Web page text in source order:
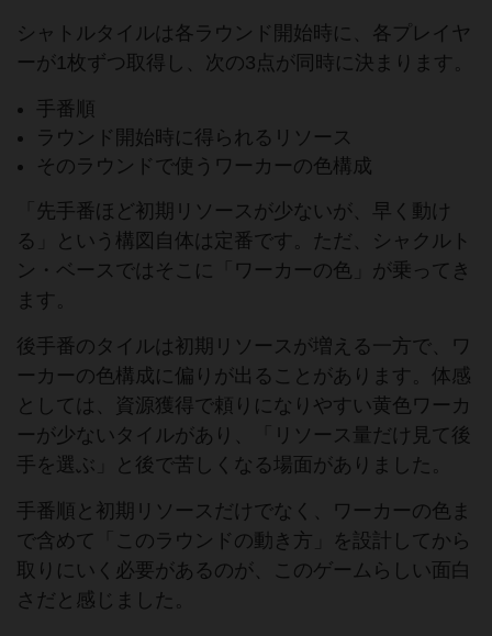
シャトルタイルは各ラウンド開始時に、各プレイヤ
ーが1枚ずつ取得し、次の3点が同時に決まります。
手番順
ラウンド開始時に得られるリソース
そのラウンドで使うワーカーの色構成
「先手番ほど初期リソースが少ないが、早く動け
る」という構図自体は定番です。ただ、シャクルト
ン・ベースではそこに「ワーカーの色」が乗ってき
ます。
後手番のタイルは初期リソースが増える一方で、ワ
ーカーの色構成に偏りが出ることがあります。体感
としては、資源獲得で頼りになりやすい黄色ワーカ
ーが少ないタイルがあり、「リソース量だけ見て後
手を選ぶ」と後で苦しくなる場面がありました。
手番順と初期リソースだけでなく、ワーカーの色ま
で含めて「このラウンドの動き方」を設計してから
取りにいく必要があるのが、このゲームらしい面白
さだと感じました。